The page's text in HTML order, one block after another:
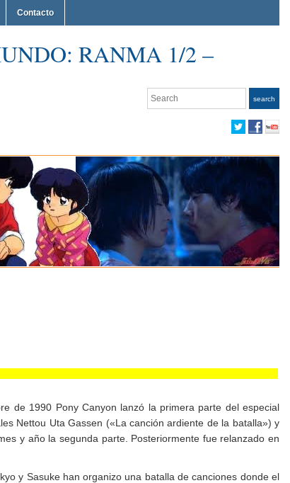
Contacto
RANMA 1/2 –
Search search
de 1990 Pony Canyon lanzó la primera parte del especial
Nettou Uta Gassen («La canción ardiente de la batalla») y
y año la segunda parte. Posteriormente fue relanzado en
y Sasuke han organizo una batalla de canciones donde el